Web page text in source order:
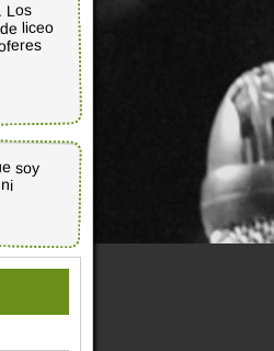
Los
liceo
soy
ni